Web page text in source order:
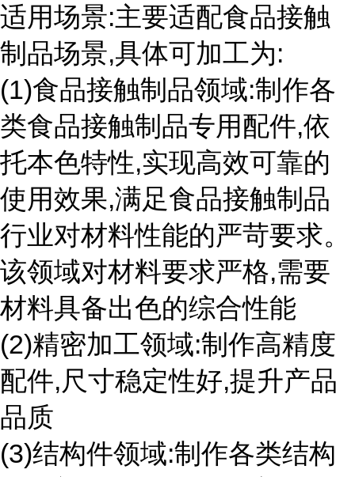
适用场景:主要适配食品接触
制品场景,具体可加工为:
(1)食品接触制品领域:制作各
类食品接触制品专用配件,依
托本色特性,实现高效可靠的
使用效果,满足食品接触制品
行业对材料性能的严苛要求。
该领域对材料要求严格,需要
材料具备出色的综合性能
(2)精密加工领域:制作高精度
配件,尺寸稳定性好,提升产品
品质
(3)结构件领域:制作各类结构